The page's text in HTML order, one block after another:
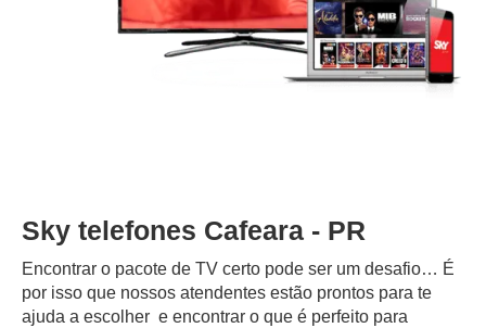
Sky telefones Cafeara - PR
Encontrar o pacote de TV certo pode ser um desafio… É
por isso que nossos atendentes estão prontos para te
ajuda a escolher e encontrar o que é perfeito para